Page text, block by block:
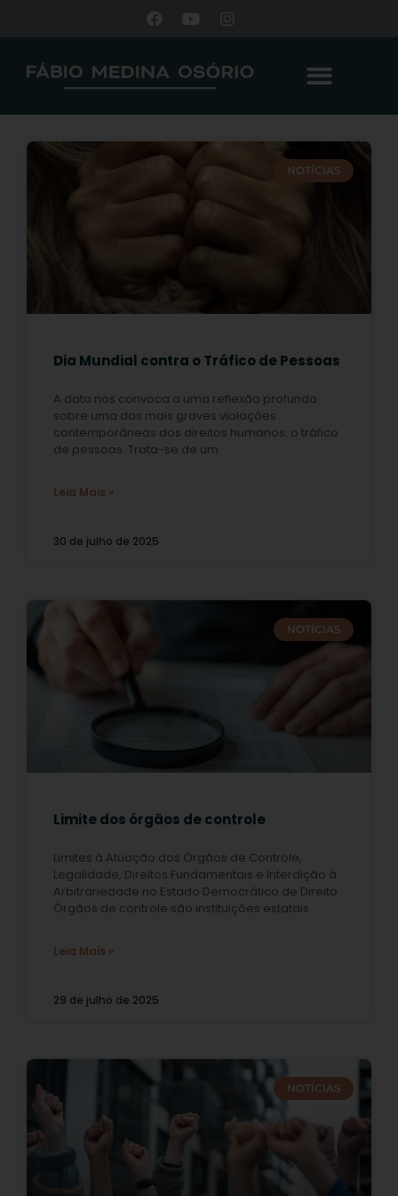
NOTÍCIAS
Dia Mundial contra o Tráfico de Pessoas
A data nos convoca a uma reflexão profunda
sobre uma das mais graves violações
contemporâneas dos direitos humanos: o tráfico
de pessoas. Trata-se de um
Leia Mais »
30 de julho de 2025
NOTÍCIAS
Limite dos órgãos de controle
Limites à Atuação dos Órgãos de Controle,
Legalidade, Direitos Fundamentais e Interdição à
Arbitrariedade no Estado Democrático de Direito
Órgãos de controle são instituições estatais
Leia Mais »
29 de julho de 2025
NOTÍCIAS